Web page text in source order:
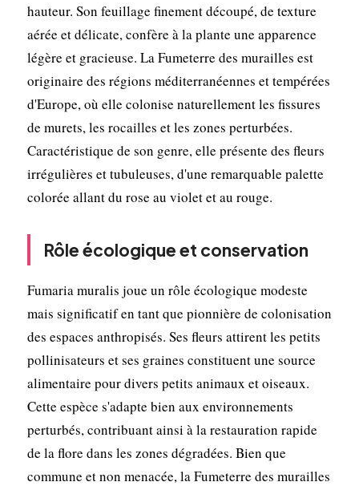
hauteur. Son feuillage finement découpé, de texture
aérée et délicate, confère à la plante une apparence
légère et gracieuse. La Fumeterre des murailles est
originaire des régions méditerranéennes et tempérées
d'Europe, où elle colonise naturellement les fissures
de murets, les rocailles et les zones perturbées.
Caractéristique de son genre, elle présente des fleurs
irrégulières et tubuleuses, d'une remarquable palette
colorée allant du rose au violet et au rouge.
Rôle écologique et conservation
Fumaria muralis joue un rôle écologique modeste
mais significatif en tant que pionnière de colonisation
des espaces anthropisés. Ses fleurs attirent les petits
pollinisateurs et ses graines constituent une source
alimentaire pour divers petits animaux et oiseaux.
Cette espèce s'adapte bien aux environnements
perturbés, contribuant ainsi à la restauration rapide
de la flore dans les zones dégradées. Bien que
commune et non menacée, la Fumeterre des murailles